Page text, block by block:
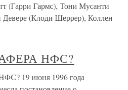
(Гарри Гармс), Тони Мусанти
(Клоди Шеррер), Коллен
НФС?
19 июня 1996 года